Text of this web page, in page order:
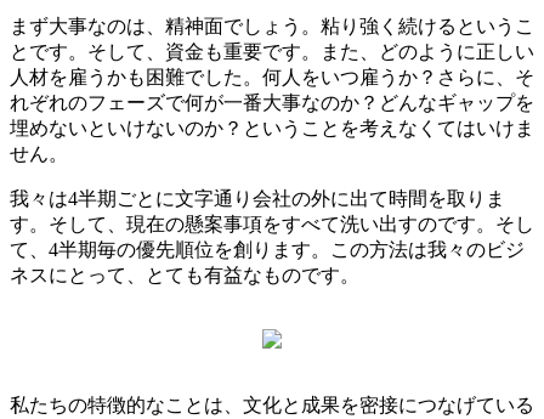
まず大事なのは、精神面でしょう。粘り強く続けるというこ
とです。そして、資金も重要です。また、どのように正しい
人材を雇うかも困難でした。何人をいつ雇うか？さらに、そ
れぞれのフェーズで何が一番大事なのか？どんなギャップを
埋めないといけないのか？ということを考えなくてはいけま
せん。
我々は4半期ごとに文字通り会社の外に出て時間を取りま
す。そして、現在の懸案事項をすべて洗い出すのです。そし
て、4半期毎の優先順位を創ります。この方法は我々のビジ
ネスにとって、とても有益なものです。
私たちの特徴的なことは、文化と成果を密接につなげている